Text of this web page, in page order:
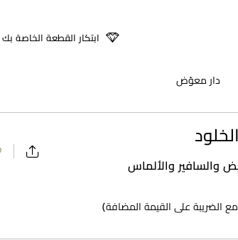
ابتكار القطعة الخاصة بك
دار معوّض
والسافير والألماس
الضريبة على القيمة المضافة)